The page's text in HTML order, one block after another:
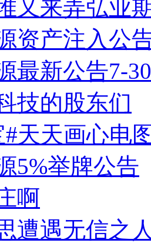
又来弄弘业
资产注入公
最新公告7-30
技的股东们
天天画心电
5%举牌公告
啊
遭遇无信之